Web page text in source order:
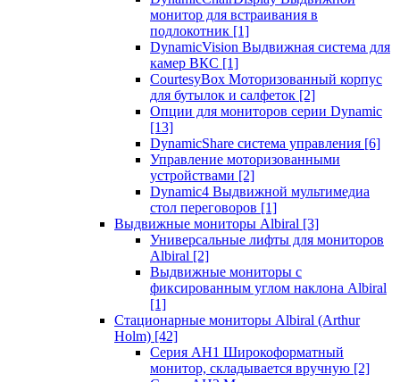
монитор для встраивания в
подлокотник [1]
DynamicVision Выдвижная система для
камер ВКС [1]
CourtesyBox Моторизованный корпус
для бутылок и салфеток [2]
Опции для мониторов серии Dynamic
[13]
DynamicShare система управления [6]
Управление моторизованными
устройствами [2]
Dynamic4 Выдвижной мультимедиа
стол переговоров [1]
Выдвижные мониторы Albiral [3]
Универсальные лифты для мониторов
Albiral [2]
Выдвижные мониторы с
фиксированным углом наклона Albiral
[1]
Стационарные мониторы Albiral (Arthur
Holm) [42]
Серия AH1 Широкоформатный
монитор, складывается вручную [2]